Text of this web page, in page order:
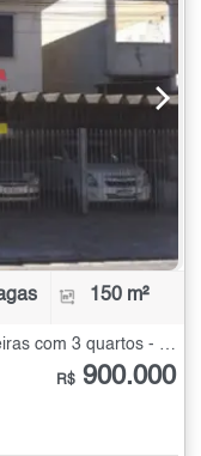
150 m²
R$ 900.000